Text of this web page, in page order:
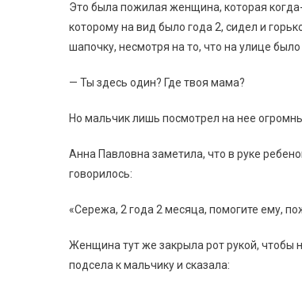
Это была пожилая женщина, которая
которому на вид было года 2, сидел и
шапочку, несмотря на то, что на улице
— Ты здесь один? Где твоя мама?
Но мальчик лишь посмотрел на нее
Анна Павловна заметила, что в руке
говорилось:
«Сережа, 2 года 2 месяца, помогите ему,
Женщина тут же закрыла рот рукой, чтобы
подсела к мальчику и сказала: